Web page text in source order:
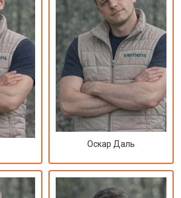
Оскар Даль